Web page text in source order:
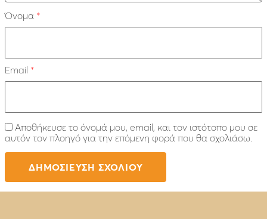
Όνομα *
Email *
Αποθήκευσε το όνομά μου, email, και τον ιστότοπο μου σε
αυτόν τον πλοηγό για την επόμενη φορά που θα σχολιάσω.